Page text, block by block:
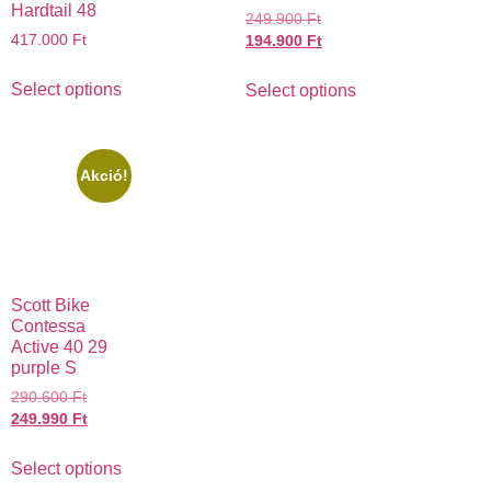
Hardtail 48
417.000 Ft
Select options
249.900Ft
194.900 Ft
Select options
Akció!
Scott Bike
Contessa
Active 40 29
purple S
290.600Ft
249.990 Ft
Select options